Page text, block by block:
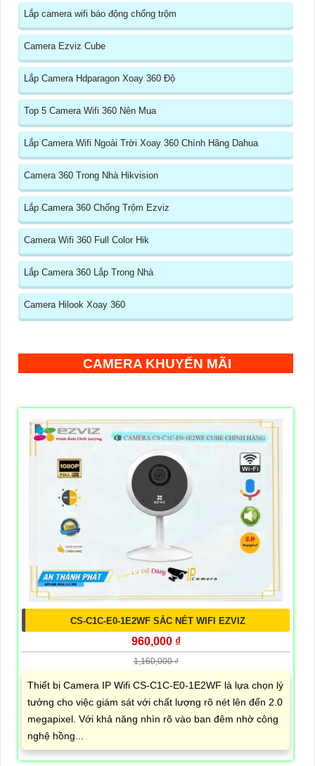
Lắp camera wifi báo động chống trộm
Camera Ezviz Cube
Lắp Camera Hdparagon Xoay 360 Độ
Top 5 Camera Wifi 360 Nên Mua
Lắp Camera Wifi Ngoài Trời Xoay 360 Chính Hãng Dahua
Camera 360 Trong Nhà Hikvision
Lắp Camera 360 Chống Trộm Ezviz
Camera Wifi 360 Full Color Hik
Lắp Camera 360 Lắp Trong Nhà
Camera Hilook Xoay 360
CAMERA KHUYẾN MÃI
CS-C1C-E0-1E2WF SẮC NÉT WIFI EZVIZ
960,000 ₫
1,160,000 ₫
Thiết bị Camera IP Wifi CS-C1C-E0-1E2WF là lựa chọn lý
tưởng cho việc giám sát với chất lượng rõ nét lên đến 2.0
megapixel. Với khả năng nhìn rõ vào ban đêm nhờ công
nghệ hồng...